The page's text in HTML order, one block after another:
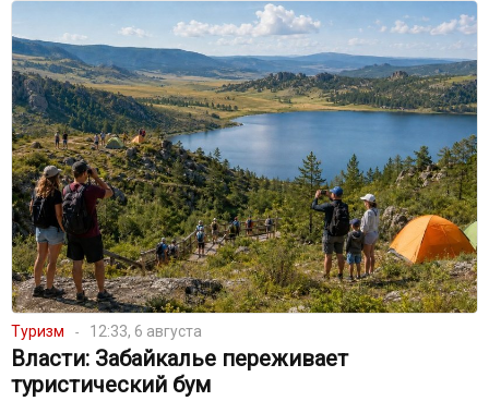
Туризм 12:33, 6 августа
Власти: Забайкалье переживает
туристический бум